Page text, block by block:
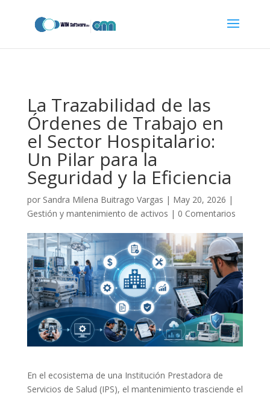
La Trazabilidad de las
Órdenes de Trabajo en
el Sector Hospitalario:
Un Pilar para la
Seguridad y la Eficiencia
por Sandra Milena Buitrago Vargas | May 20, 2026 |
Gestión y mantenimiento de activos | 0 Comentarios
En el ecosistema de una Institución Prestadora de
Servicios de Salud (IPS), el mantenimiento trasciende el